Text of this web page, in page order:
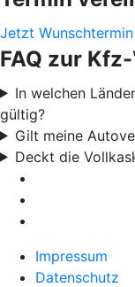
Jetzt
FAQ zur
In welchen
gültig?
Gilt meine
Deckt die
Impressum
Datenschutz